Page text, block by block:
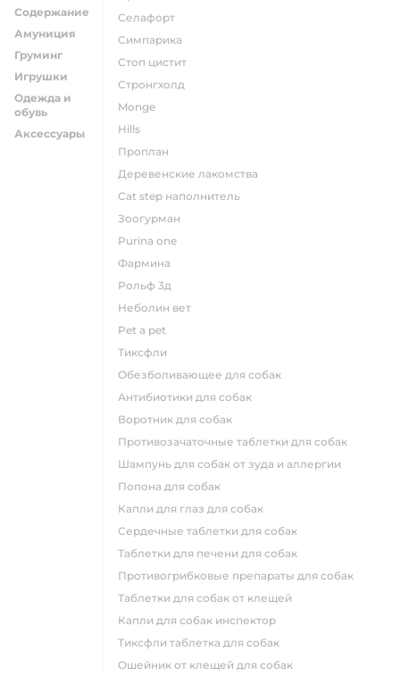
Содержание
Амуниция
Груминг
Игрушки
Одежда и
обувь
Аксессуары
селафорт
симпарика
стоп цистит
стронгхолд
monge
hills
проплан
деревенские лакомства
cat step наполнитель
зоогурман
purina one
фармина
рольф 3д
неболин вет
pet a pet
тиксфли
обезболивающее для собак
антибиотики для собак
воротник для собак
противозачаточные таблетки для собак
шампунь для собак от зуда и аллергии
попона для собак
капли для глаз для собак
сердечные таблетки для собак
таблетки для печени для собак
противогрибковые препараты для собак
таблетки для собак от клещей
капли для собак инспектор
тиксфли таблетка для собак
ошейник от клещей для собак